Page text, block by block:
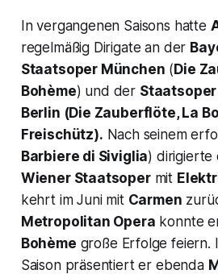
In vergangenen Saisons hatte
regelmäßig Dirigate an der
Staatsoper München (Die
Bohème) und der
Berlin (Die Zauberflöte, La
Freischütz). Nach seinem
Barbiere di Siviglia) dirigierte
Wiener Staatsopermit
kehrt im Juni mit Carmen
Metropolitan Opera konnte
Bohème große Erfolge feiern.
Saison präsentiert er ebenda